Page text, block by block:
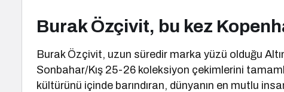
Burak Özçivit, bu kez
Burak Özçivit, uzun süredir marka yüzü olduğu
Sonbahar/Kış 25-26 koleksiyon çekimlerini
kültürünü içinde barındıran, dünyanın en mutlu